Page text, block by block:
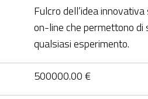
Fulcro dell’idea
on-line che permettono di
qualsiasi esperimento.
500000.00 €